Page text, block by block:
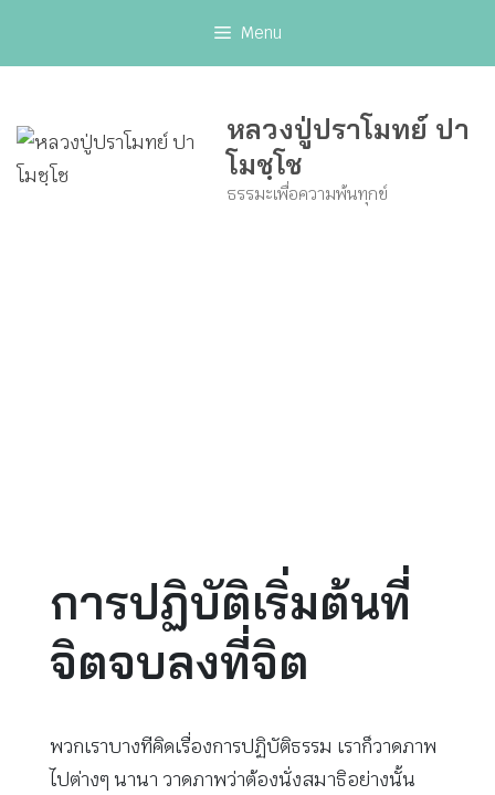
Menu
หลวงปู่ปราโมทย์ ปา
โมชฺโช
ธรรมะเพื่อความพ้นทุกข์
การปฏิบัติเริ่มต้นที่
จิตจบลงที่จิต
พวกเราบางทีคิดเรื่องการปฏิบัติธรรม เราก็วาดภาพ
ไปต่างๆ นานา วาดภาพว่าต้องนั่งสมาธิอย่างนั้น